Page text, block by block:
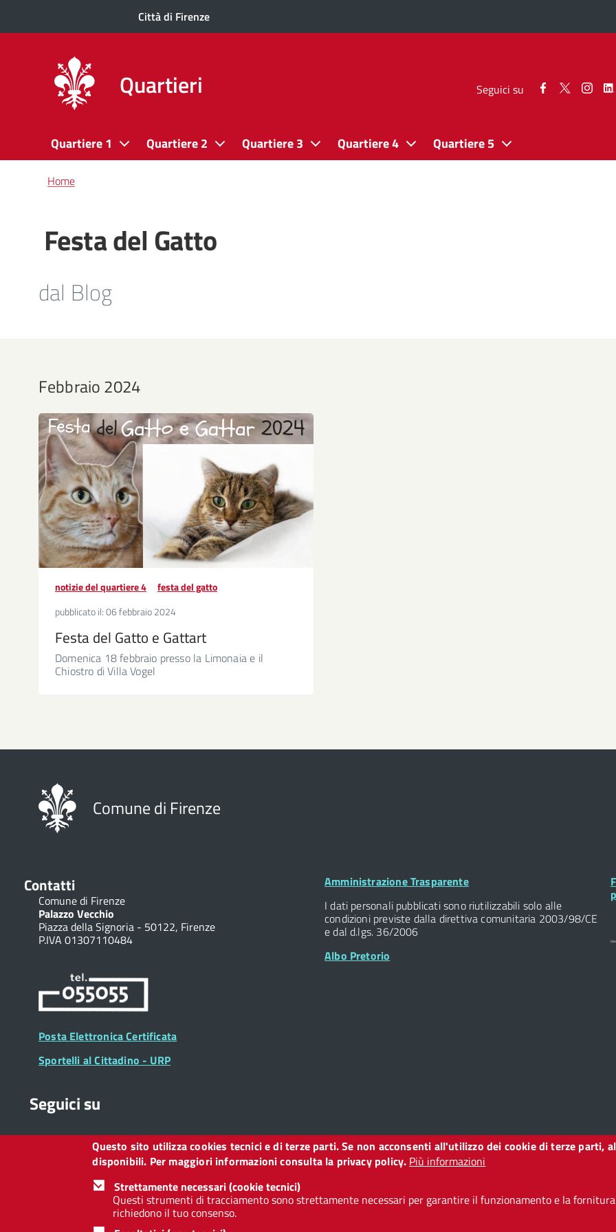
Città di Firenze
Quartieri Seguici su
Seguici Seguici
Quartiere 1 Quartiere 2 Quartiere 3 Quartiere 4 Quartiere 5
Briciole
di
Home
Festa del Gatto
dal Blog
Febbraio 2024
notizie del quartiere 4
festa del gatto
pubblicato il:06 febbraio 2024
Festa del Gatto e Gattart
Domenica 18 febbraio presso la Limonaia e il
Chiostro di Villa Vogel
Comune di Firenze
Contatti
Comune di Firenze
Palazzo Vecchio
Piazza della Signoria - 50122, Firenze
P.IVA 01307110484
Posta Elettronica Certificata
Sportelli al Cittadino - URP
Footer
Amministrazione Trasparente
I dati personali pubblicati sono riutilizzabili solo alle
condizioni previste dalla direttiva comunitaria 2003/98/CE
e dal d.lgs. 36/2006
Albo Pretorio
Seguici su
Collegamento
Facebook
Collegamento
a
Twitter
Collegamento
a
Instagram
Collegamento
a
LinkedIn
Collegamento
a
You
Tube
Collegamento
a
Telegram
Collegamento
a
Whatsapp
Questo sito utilizza cookies tecnici e di terze parti. Se non acconsenti all'utilizzo dei cookie di terze parti,
disponibili. Per maggiori informazioni consulta la privacy policy. Più informazioni
Strettamente necessari (cookie tecnici)
Questi strumenti di tracciamento sono strettamente necessari per garantire il funzionamento e la
richiedono il tuo consenso.